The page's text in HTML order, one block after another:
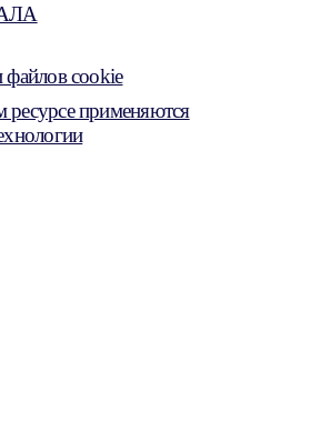
файлов cookie
применяются